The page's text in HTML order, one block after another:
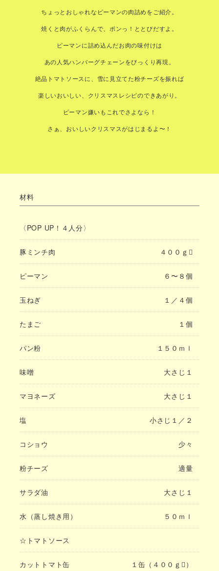
ちょっとおしゃれなピーマンの肉詰めをご紹介。
焼くと肉がふくらんで、ポンっ！ととびだすよ。
ピーマンに詰め込んだお肉の味付けは
あの人気ハンバーグチェーンをびっくり再現。
絶品トマトソースに、雪に見立てた粉チーズを振れば
楽しいおいしい、クリスマスレシピのできあがり。
ピーマン嫌いもこれでさよなら！
さぁ、おいしいクリスマスがはじまるよ〜！
材料
〈POP UP！４人分〉
豚ミンチ肉 ４００ｇ
ピーマン ６〜８個
玉ねぎ １／４個
たまご １個
パン粉 １５０ｍｌ
味噌 大さじ１
マヨネーズ 大さじ１
塩 小さじ１／２
コショウ 少々
粉チーズ 適量
サラダ油 大さじ１
水（蒸し焼き用） ５０ｍｌ
☆トマトソース
カットトマト缶 １缶（４００ｇ）